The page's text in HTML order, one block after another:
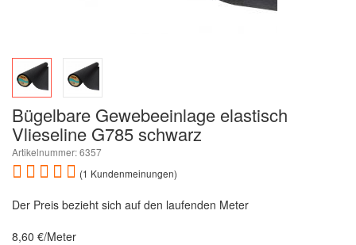
Bügelbare Gewebeeinlage elastisch
Vlieseline G785 schwarz
Artikelnummer: 6357
(1 Kundenmeinungen)
Der Preis bezieht sich auf den laufenden Meter
8,60 €/Meter